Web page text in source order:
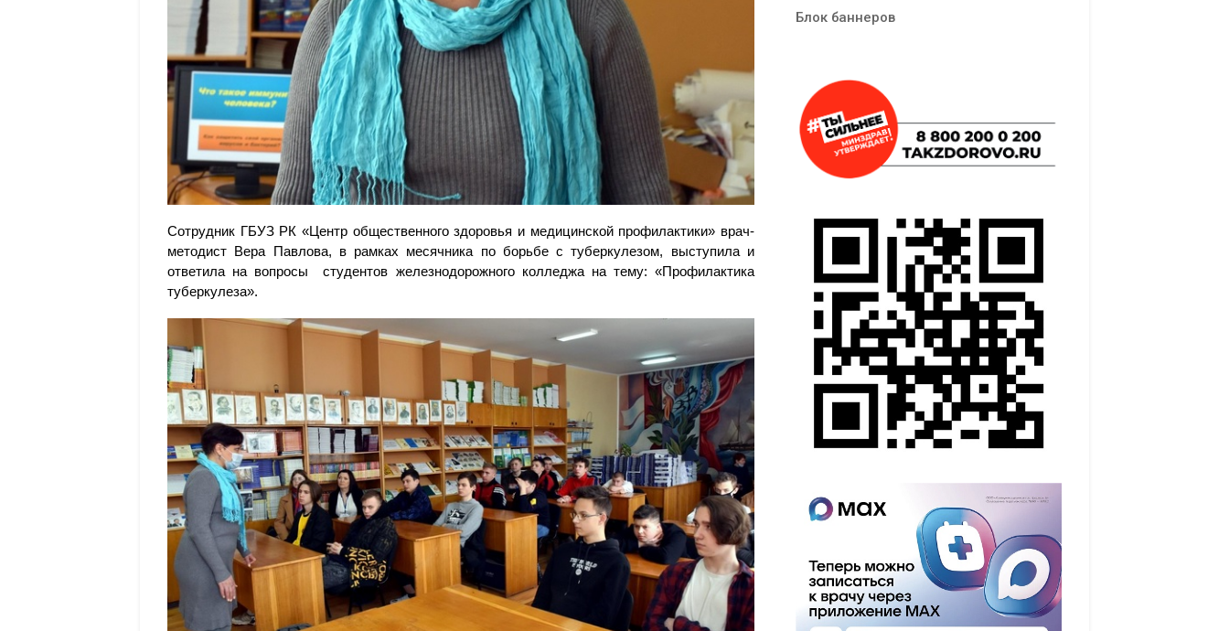
Сотрудник ГБУЗ РК «Центр общественного здоровья и медицинской профилактики» врач-
методист Вера Павлова, в рамках месячника по борьбе с туберкулезом, выступила и
ответила на вопросы студентов железнодорожного колледжа на тему: «Профилактика
туберкулеза».
Блок баннеров